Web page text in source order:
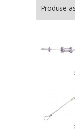
Produse